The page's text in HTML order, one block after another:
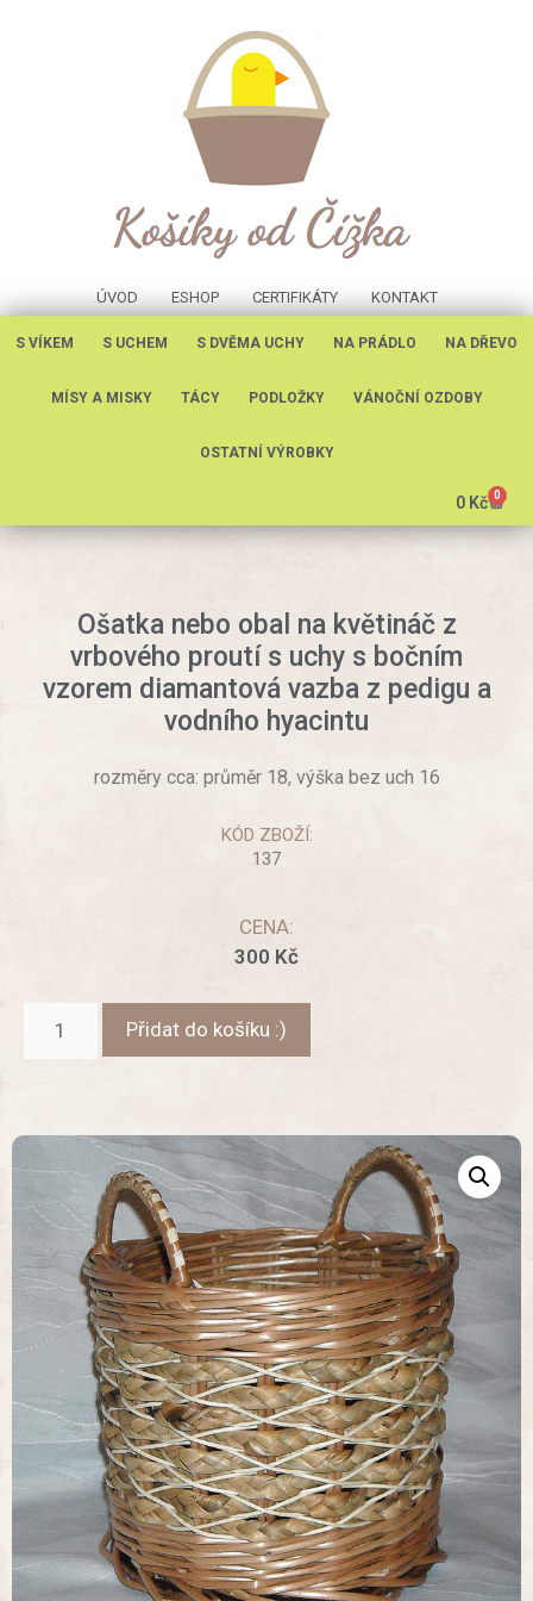
ÚVOD ESHOP CERTIFIKÁTY KONTAKT
S VÍKEM S UCHEM S DVĚMA UCHY NA PRÁDLO NA DŘEVO
MÍSY A MISKY TÁCY PODLOŽKY VÁNOČNÍ OZDOBY
OSTATNÍ VÝROBKY
0 Kč 0
Ošatka nebo obal na květináč z
vrbového proutí s uchy s bočním
vzorem diamantová vazba z pedigu a
vodního hyacintu
rozměry cca: průměr 18, výška bez uch 16
KÓD ZBOŽÍ:
137
CENA:
300 Kč
Přidat do košíku :)